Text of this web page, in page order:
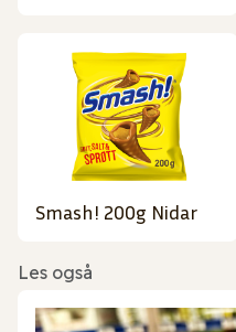
Smash! 200g Nidar
Les også